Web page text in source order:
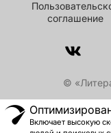
соглашение
©
Включает высокую